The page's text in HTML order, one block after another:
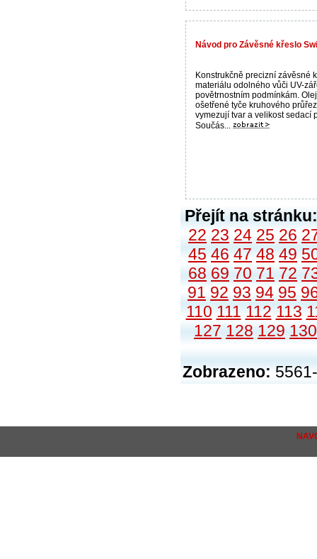
Návod pro Závěsné křeslo
Konstrukčně precizní závěsné
materiálu odolného vůči UV-
povětrnostním podmínkám.
ošetřené tyče kruhového
vymezují tvar a velikost sedací
Součás...
Přejít na stránku:
22 23 24 25 26
45 46 47 48 49
68 69 70 71 72
91 92 93 94 95
110 111 112 113
127 128 129 130
Zobrazeno: